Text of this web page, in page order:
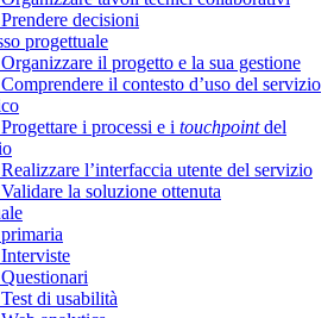
decisioni
progettuale
il progetto e la sua gestione
il contesto d’uso del servizio
i processi e i touchpointdel
l’interfaccia utente del servizio
la soluzione ottenuta
di usabilità